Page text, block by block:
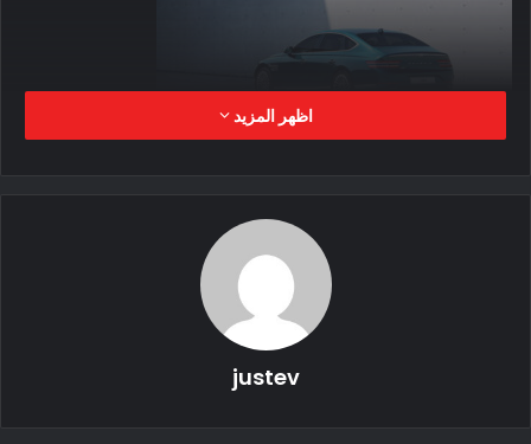
السيارات النموذجية المثيرة سواء الكهربائية المطروحة بالسوق أو
التي طرحتها جينيسيس على مر السنين والتي تعمل بالوقود
الاحفورى ، لا تظهر أي من خيارات التصميم التقدمية والأفكار الجريئة
في Electrified G80 كما تعودنا في كل السيارات الكهربائية . كما أنه
لا يكسر القوالب المعتادة لشكل السيارة الخارجي مثل سيارة
اظهر المزيد
justev